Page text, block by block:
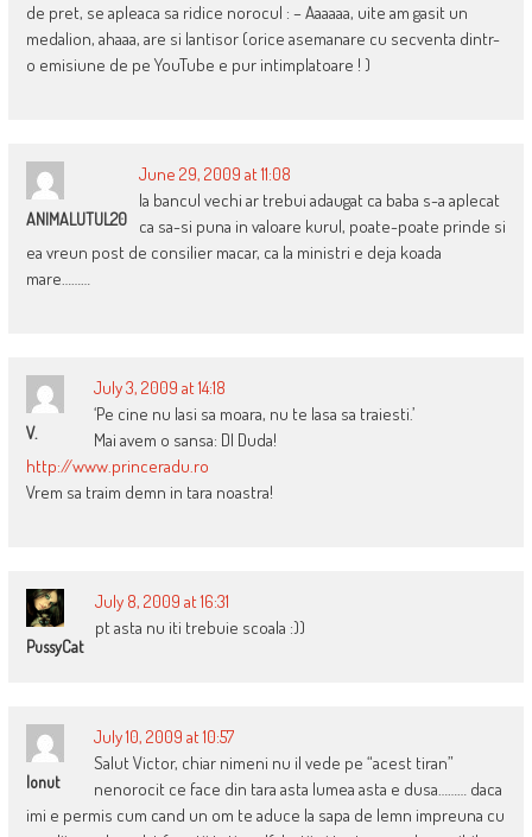
de pret, se apleaca sa ridice norocul : – Aaaaaa, uite am gasit un
medalion, ahaaa, are si lantisor (orice asemanare cu secventa dintr-
o emisiune de pe YouTube e pur intimplatoare ! )
ANIMALUTUL20
June 29, 2009 at 11:08
la bancul vechi ar trebui adaugat ca baba s-a aplecat
ca sa-si puna in valoare kurul, poate-poate prinde si
ea vreun post de consilier macar, ca la ministri e deja koada
mare………
V.
July 3, 2009 at 14:18
‘Pe cine nu lasi sa moara, nu te lasa sa traiesti.’
Mai avem o sansa: Dl Duda!
http://www.princeradu.ro
Vrem sa traim demn in tara noastra!
PussyCat
July 8, 2009 at 16:31
pt asta nu iti trebuie scoala :))
Ionut
July 10, 2009 at 10:57
Salut Victor, chiar nimeni nu il vede pe “acest tiran”
nenorocit ce face din tara asta lumea asta e dusa……… daca
imi e permis cum cand un om te aduce la sapa de lemn impreuna cu